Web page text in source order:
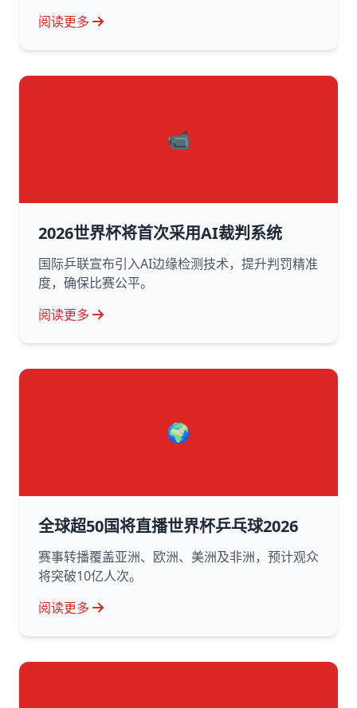
阅读更多
📹
2026世界杯将首次采用AI裁判系统
国际乒联宣布引入AI边缘检测技术，提升判罚精准
度，确保比赛公平。
阅读更多
🌍
全球超50国将直播世界杯乒乓球2026
赛事转播覆盖亚洲、欧洲、美洲及非洲，预计观众
将突破10亿人次。
阅读更多